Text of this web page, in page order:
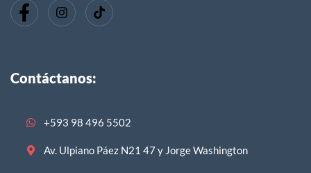
Contáctanos:
+593 98 496 5502
Av. Ulpiano Páez N21 47 y Jorge Washington